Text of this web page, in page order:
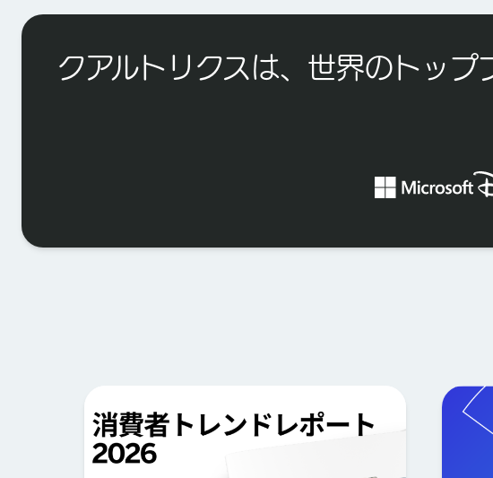
クアルトリクスは、世界のトップ